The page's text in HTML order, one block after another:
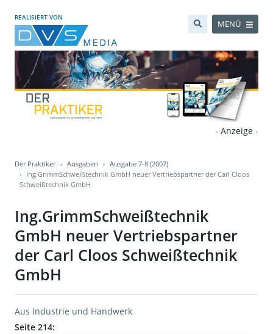
REALISIERT VON
MENÜ
- Anzeige -
Der Praktiker Ausgaben
Ausgabe 7-8 (2007)
Ing.GrimmSchweißtechnik GmbH neuer Vertriebspartner der Carl Cloos
Schweißtechnik GmbH
Ing.GrimmSchweißtechnik
GmbH neuer Vertriebspartner
der Carl Cloos Schweißtechnik
GmbH
Aus Industrie und Handwerk
Seite 214: